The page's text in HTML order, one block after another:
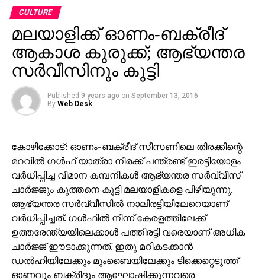
CULTURE
മലയാളിക്ക് ഓണം-ബക്രീദ്
ആകാശ കുരുക്ക്; ആഭ്യന്തര
സര്‍വീസിനും കൂട്ടി
Published 9 years ago on September 13, 2016
By Web Desk
കോഴിക്കോട്: ഓണം-ബക്രീദ് സീസണിലെ തിരക്കിന്റെ
മറവില്‍ ഗള്‍ഫ് യാത്രാ നിരക്ക് പന്ത്രണ്ട് ഇരട്ടിയോളം
വര്‍ധിപ്പിച്ച വിമാന കമ്പനികള്‍ ആഭ്യന്തര സര്‍വ്വീസ്
ചാര്‍ജ്ജും കുത്തനെ കൂട്ടി മലയാളികളെ പിഴിയുന്നു.
ആഭ്യന്തര സര്‍വ്വീസില്‍ നാലിരട്ടിയിലേറെയാണ്
വര്‍ധിപ്പിച്ചത്. ഗള്‍ഫില്‍ നിന്ന് കേരളത്തിലേക്ക്
ഉത്തരേന്ത്യയിലെക്കാള്‍ പത്തിരട്ടി വരെയാണ് അധിക
ചാര്‍ജ്ജ് ഈടാക്കുന്നത്. ഇതു മറികടക്കാന്‍
ഡല്‍ഹിയിലേക്കും മുംബൈയിലേക്കും ടിക്കെറ്റെടുത്ത്
ഓണവും ബക്രീദും ആഘോഷിക്കുന്നവരെ